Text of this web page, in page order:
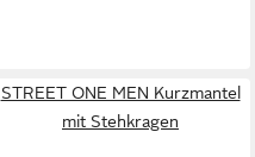
STREET ONE MEN Kurzmantel
mit Stehkragen